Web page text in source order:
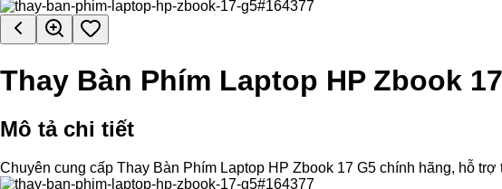
Thay Bàn Phím Laptop HP Zbook
Mô tả chi tiết
Chuyên cung cấp Thay Bàn Phím Laptop HP Zbook 17 G5 chính hãng, hỗ